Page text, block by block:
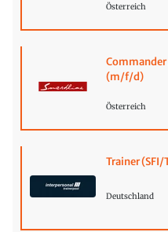
Österreich
Commander
(m/f/d)
Österreich
Trainer
Deutschland